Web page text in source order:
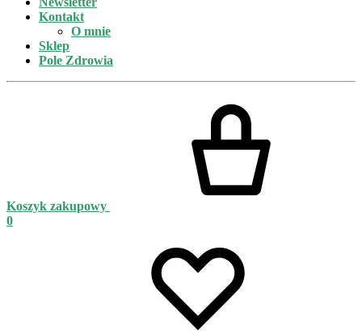
Kontakt
O mnie
Sklep
Pole Zdrowia
Koszyk zakupowy
0